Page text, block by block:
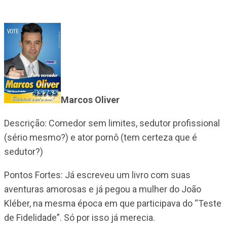
Marcos Oliver
Descrição: Comedor sem limites, sedutor profissional
(sério mesmo?) e ator pornô (tem certeza que é
sedutor?)
Pontos Fortes: Já escreveu um livro com suas
aventuras amorosas e já pegou a mulher do João
Kléber, na mesma época em que participava do “Teste
de Fidelidade”. Só por isso já merecia.